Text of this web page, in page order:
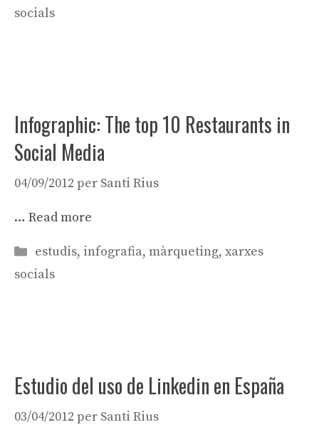
socials
Infographic: The top 10 Restaurants in
Social Media
04/09/2012 per Santi Rius
… Read more
Categories
estudis, infografia, màrqueting, xarxes
socials
Estudio del uso de Linkedin en España
03/04/2012 per Santi Rius